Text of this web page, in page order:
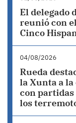
El delegado
reunió con
Cinco
04/08/2026
Rueda
la Xunta a
con partidas
los